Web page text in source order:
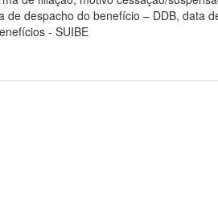
de despacho do benefício – DDB,
- SUIBE